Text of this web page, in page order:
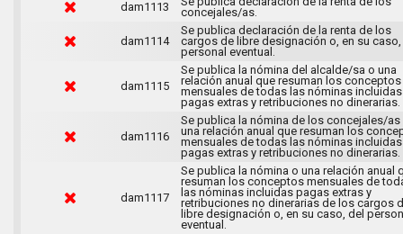
dam1113
concejales/as.
dam1114
Se publica declaración de la renta de los
cargos de libre designación o, en su
personal eventual.
dam1115
Se publica la nómina del alcalde/sa o una
relación anual que resuman los conceptos
mensuales de todas las nóminas incluidas
pagas extras y retribuciones no dinerarias.
dam1116
Se publica la nómina de los concejales/as
una relación anual que resuman los
mensuales de todas las nóminas incluidas
pagas extras y retribuciones no dinerarias.
dam1117
Se publica la nómina o una relación anual
resuman los conceptos mensuales de
las nóminas incluidas pagas extras y
retribuciones no dinerarias de los cargos
libre designación o, en su caso, del
eventual.